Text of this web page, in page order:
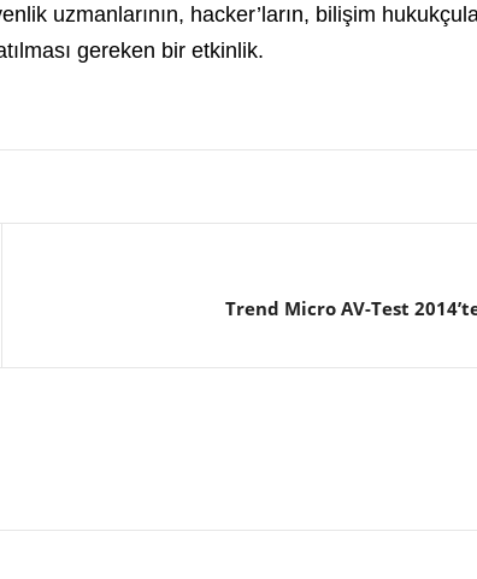
uzmanlarının, hacker’ların, bilişim
gereken bir etkinlik.
Trend Micro AV-Test